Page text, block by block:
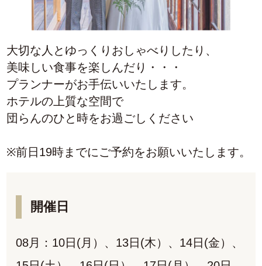
大切な人とゆっくりおしゃべりしたり、
美味しい食事を楽しんだり・・・
プランナーがお手伝いいたします。
ホテルの上質な空間で
団らんのひと時をお過ごしください
※前日19時までにご予約をお願いいたします。
開催日
08月：10日(月）、13日(木）、14日(金）、